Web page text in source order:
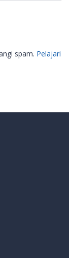
spam. Pelajari